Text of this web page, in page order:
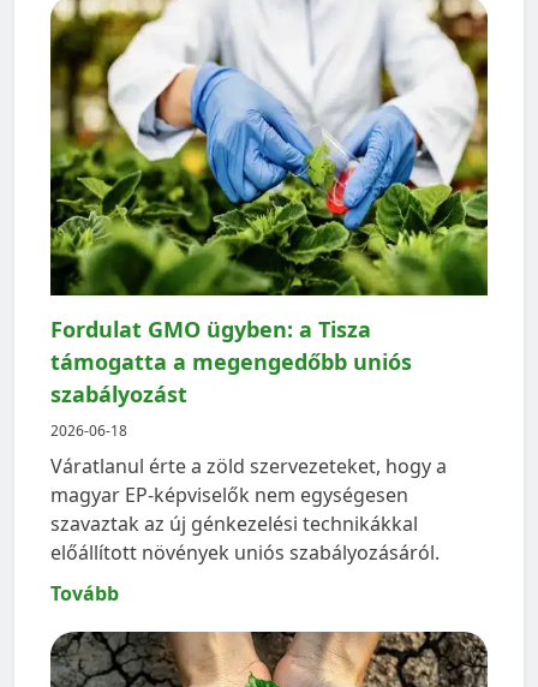
Fordulat GMO ügyben: a Tisza
támogatta a megengedőbb uniós
szabályozást
2026-06-18
Váratlanul érte a zöld szervezeteket, hogy a
magyar EP-képviselők nem egységesen
szavaztak az új génkezelési technikákkal
előállított növények uniós szabályozásáról.
Tovább